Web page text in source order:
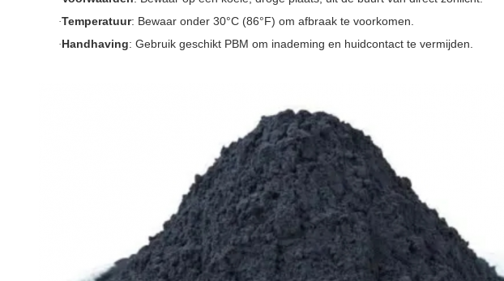
·Temperatuur: Bewaar onder 30°C (86°F) om afbraak te voorkomen.
·Handhaving: Gebruik geschikt PBM om inademing en huidcontact te vermijden.